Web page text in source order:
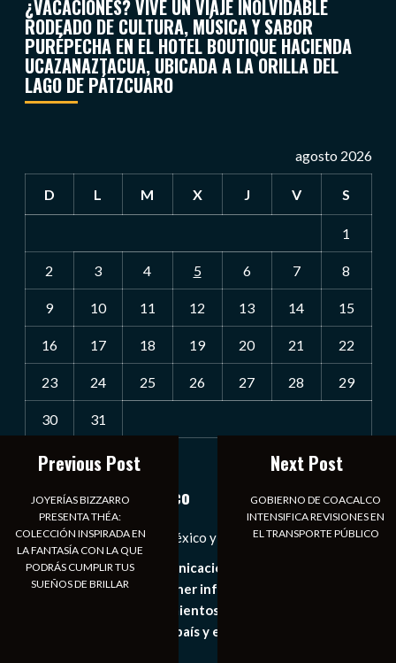
¿VACACIONES? VIVE UN VIAJE INOLVIDABLE
RODEADO DE CULTURA, MÚSICA Y SABOR
PURÉPECHA EN EL HOTEL BOUTIQUE HACIENDA
UCAZANAZTACUA, UBICADA A LA ORILLA DEL
LAGO DE PÁTZCUARO
agosto 2026
D L M X J V S
1
2 3 4 5 6 7 8
9 10 11 12 13 14 15
16 17 18 19 20 21 22
23 24 25 26 27 28 29
30 31
« Jul
Notiexpress de México
Las Noticias Diarias de México y el Mundo a Tu Alcance
Somos un medio de comunicación digital que tiene como
principal objetivo mantener informado al publico en
general de los acontecimientos mas recientes e
importantes de nuestro país y el mundo de forma eficaz,
Previous Post
JOYERÍAS BIZZARRO
PRESENTA THÉA:
COLECCIÓN INSPIRADA EN
LA FANTASÍA CON LA QUE
PODRÁS CUMPLIR TUS
SUEÑOS DE BRILLAR
Next Post
GOBIERNO DE COACALCO
INTENSIFICA REVISIONES EN
EL TRANSPORTE PÚBLICO